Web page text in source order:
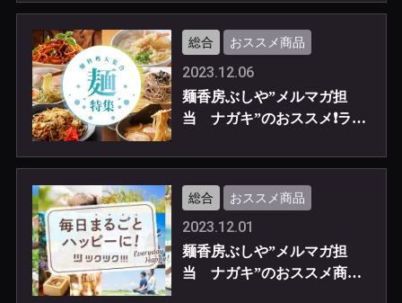
麺香房ぶしや”メルマガ担
当 ナガキ”のおススメ❗️ラー
2023.12.06
総合 おススメ商品
麺香房ぶしや”メルマガ担
当 ナガキ”のおススメ商品
2023.12.01
総合 おススメ商品